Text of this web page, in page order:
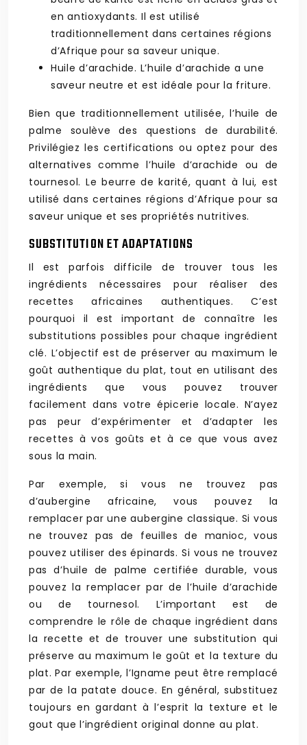
en antioxydants. Il est utilisé
traditionnellement dans certaines régions
d’Afrique pour sa saveur unique.
Huile d’arachide. L’huile d’arachide a une
saveur neutre et est idéale pour la friture.
Bien que traditionnellement utilisée, l’huile de
palme soulève des questions de durabilité.
Privilégiez les certifications ou optez pour des
alternatives comme l’huile d’arachide ou de
tournesol. Le beurre de karité, quant à lui, est
utilisé dans certaines régions d’Afrique pour sa
saveur unique et ses propriétés nutritives.
SUBSTITUTION ET ADAPTATIONS
Il est parfois difficile de trouver tous les
ingrédients nécessaires pour réaliser des
recettes africaines authentiques. C’est
pourquoi il est important de connaître les
substitutions possibles pour chaque ingrédient
clé. L’objectif est de préserver au maximum le
goût authentique du plat, tout en utilisant des
ingrédients que vous pouvez trouver
facilement dans votre épicerie locale. N’ayez
pas peur d’expérimenter et d’adapter les
recettes à vos goûts et à ce que vous avez
sous la main.
Par exemple, si vous ne trouvez pas
d’aubergine africaine, vous pouvez la
remplacer par une aubergine classique. Si vous
ne trouvez pas de feuilles de manioc, vous
pouvez utiliser des épinards. Si vous ne trouvez
pas d’huile de palme certifiée durable, vous
pouvez la remplacer par de l’huile d’arachide
ou de tournesol. L’important est de
comprendre le rôle de chaque ingrédient dans
la recette et de trouver une substitution qui
préserve au maximum le goût et la texture du
plat. Par exemple, l’Igname peut être remplacé
par de la patate douce. En général, substituez
toujours en gardant à l’esprit la texture et le
gout que l’ingrédient original donne au plat.